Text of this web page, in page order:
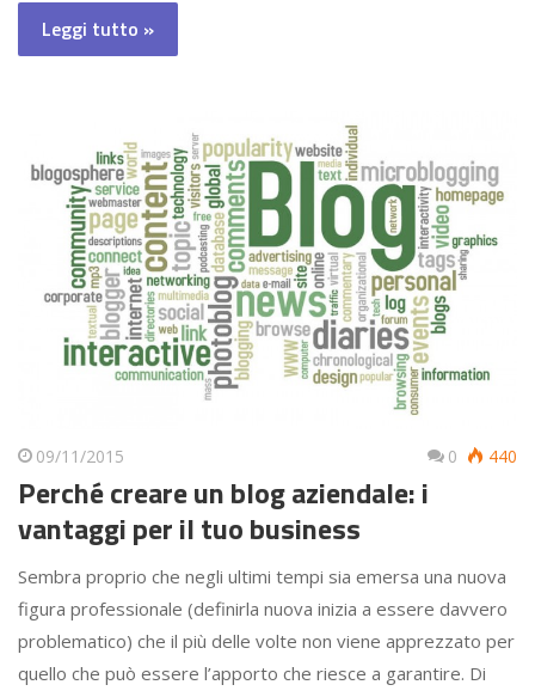
Leggi tutto »
09/11/2015 0 440
Perché creare un blog aziendale: i
vantaggi per il tuo business
Sembra proprio che negli ultimi tempi sia emersa una nuova
figura professionale (definirla nuova inizia a essere davvero
problematico) che il più delle volte non viene apprezzato per
quello che può essere l’apporto che riesce a garantire. Di